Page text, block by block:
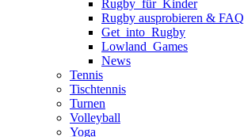
Rugby_für_Kinder
Rugby ausprobieren & FAQ
Get_into_Rugby
Lowland_Games
News
Tennis
Tischtennis
Turnen
Volleyball
Yoga